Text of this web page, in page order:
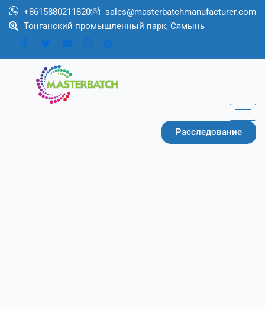
Перейти+8615880211820
sales@masterbatchmanufacturer.com
Тонганский промышленный парк, Сямынь
Расследование